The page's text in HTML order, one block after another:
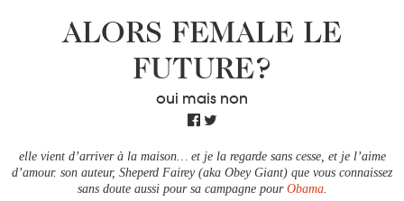
ALORS FEMALE LE
FUTURE?
oui mais non
elle vient d’arriver à la maison… et je la regarde sans cesse, et je l’aime
d’amour. son auteur, Sheperd Fairey (aka Obey Giant) que vous connaissez
sans doute aussi pour sa campagne pour Obama.